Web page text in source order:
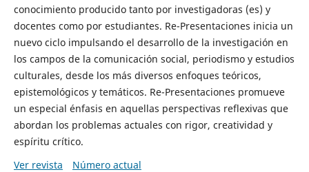
conocimiento producido tanto por investigadoras (es) y
docentes como por estudiantes. Re-Presentaciones inicia un
nuevo ciclo impulsando el desarrollo de la investigación en
los campos de la comunicación social, periodismo y estudios
culturales, desde los más diversos enfoques teóricos,
epistemológicos y temáticos. Re-Presentaciones promueve
un especial énfasis en aquellas perspectivas reflexivas que
abordan los problemas actuales con rigor, creatividad y
espíritu crítico.
Ver revista
Número actual